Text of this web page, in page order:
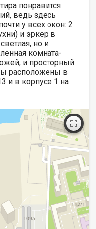
понравится
ведь здесь
у всех окон: 2
и эркер в
но и
комната-
и просторный
расположены в
и в корпусе 1 на